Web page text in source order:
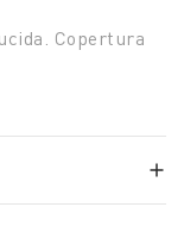
Copertura